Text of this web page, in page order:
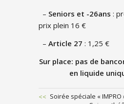
– Seniors et -26ans :
prix plein 16 €
– Article 27 : 1,25 €
Sur place: pas de
en liquide
Previous
Soirée spéciale « IMPRO